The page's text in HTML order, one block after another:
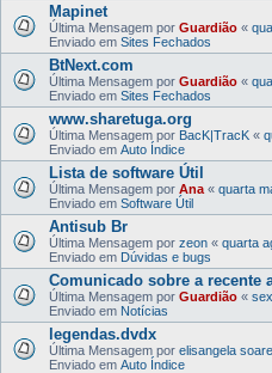
Mapinet
Última Mensagem por Guardião «
Enviado em Sites Fechados
BtNext.com
Última Mensagem por Guardião «
Enviado em Sites Fechados
www.sharetuga.org
Última Mensagem por BacK|TracK «
Enviado em Auto Índice
Lista de software Útil
Última Mensagem por Ana « quarta
Enviado em Software Útil
Antisub Br
Última Mensagem por zeon « quarta
Enviado em Dúvidas e bugs
Comunicado sobre a recente
Última Mensagem por Guardião «
Enviado em Notícias
legendas.dvdx
Última Mensagem por elisangela
Enviado em Auto Índice